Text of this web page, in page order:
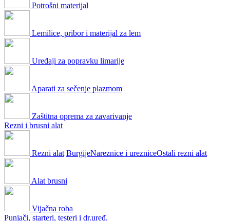
Potrošni materijal
Lemilice, pribor i materijal za lem
Uređaji za popravku limarije
Aparati za sečenje plazmom
Zaštitna oprema za zavarivanje
Rezni i brusni alat
Rezni alat BurgijeNareznice i urezniceOstali rezni alat
Alat brusni
Vijačna roba
Punjači, starteri, testeri i dr.uređ.